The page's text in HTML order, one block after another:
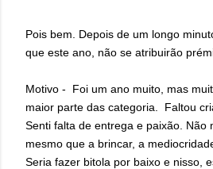
Pois bem. Depois de um longo
que este ano, não se atribuirão
Motivo - Foi um ano muito, mas
maior parte das categoria. Faltou
Senti falta de entrega e paixão. Não
mesmo que a brincar, a
Seria fazer bitola por baixo e nisso,